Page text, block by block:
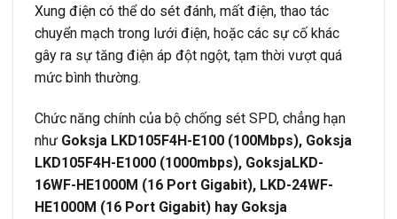
Xung điện có thể do sét đánh, mất điện, thao tác
chuyển mạch trong lưới điện, hoặc các sự cố khác
gây ra sự tăng điện áp đột ngột, tạm thời vượt quá
mức bình thường.
Chức năng chính của bộ chống sét SPD, chẳng hạn
như Goksja LKD105F4H-E100 (100Mbps), Goksja
LKD105F4H-E1000 (1000mbps), GoksjaLKD-
16WF-HE1000M (16 Port Gigabit), LKD-24WF-
HE1000M (16 Port Gigabit) hay Goksja